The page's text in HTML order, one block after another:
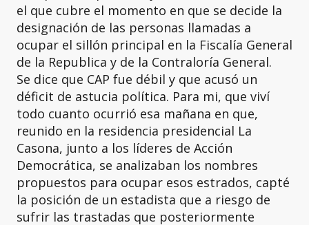
el que cubre el momento en que se decide la
designación de las personas llamadas a
ocupar el sillón principal en la Fiscalía General
de la Republica y de la Contraloría General.
Se dice que CAP fue débil y que acusó un
déficit de astucia política. Para mi, que viví
todo cuanto ocurrió esa mañana en que,
reunido en la residencia presidencial La
Casona, junto a los líderes de Acción
Democrática, se analizaban los nombres
propuestos para ocupar esos estrados, capté
la posición de un estadista que a riesgo de
sufrir las trastadas que posteriormente